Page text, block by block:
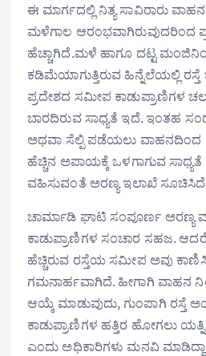
ಈ ಮಾರ್ಗದಲ್ಲಿ ನಿತ್ಯ ಸಾವಿರಾರು
ಮಳೆಗಾಲ ಆರಂಭವಾಗಿರುವುದರಿಂದ
ಹೆಚ್ಚಾಗಿದೆ.ಮಳೆ ಹಾಗೂ ದಟ್ಟ
ಕಡಿಮೆಯಾಗುತ್ತಿರುವ ಹಿನ್ನೆಲೆಯಲ್ಲಿ
ಪ್ರದೇಶದ ಸಮೀಪ ಕಾಡುಪ್ರಾಣಿಗಳ
ಬಾರದಿರುವ ಸಾಧ್ಯತೆ ಇದೆ. ಇಂತಹ
ಅಥವಾ ಸೆಲ್ಪಿ ಪಡೆಯಲು ವಾಹನದಿಂದ
ಹೆಚ್ಚಿನ ಅಪಾಯಕ್ಕೆ ಒಳಗಾಗುವ
ವಹಿಸುವಂತೆ ಅರಣ್ಯ ಇಲಾಖೆ
ಚಾರ್ಮಾಡಿ ಘಾಟಿ ಸಂಪೂರ್ಣ ಅರಣ್ಯ
ಕಾಡುಪ್ರಾಣಿಗಳ ಸಂಚಾರ ಸಹಜ.
ಹೆಚ್ಚಿರುವ ರಸ್ತೆಯ ಸಮೀಪ ಅವು
ಗಮನಾರ್ಹವಾಗಿದೆ. ಹೀಗಾಗಿ ವಾಹನ
ಆಯ್ಕೆ ಮಾಡುವುದು, ಗುಂಪಾಗಿ ರಸ್ತೆ
ಕಾಡುಪ್ರಾಣಿಗಳ ಹತ್ತಿರ ಹೋಗಲು
ಎಂದು ಅಧಿಕಾರಿಗಳು ಮನವಿ